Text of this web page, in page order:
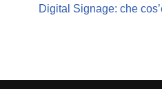
Digital Signage: che